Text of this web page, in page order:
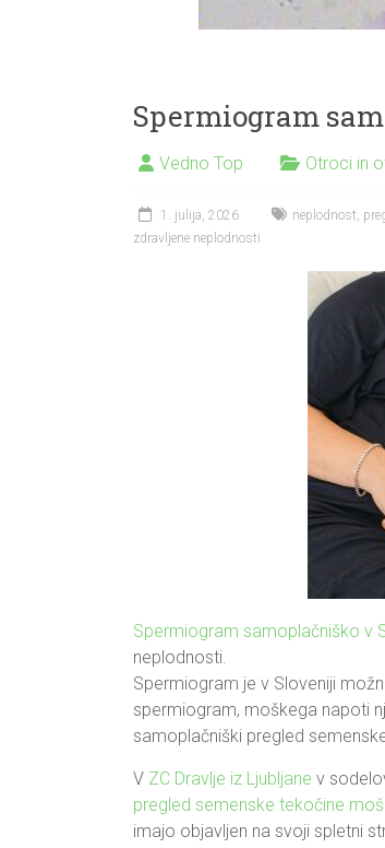
Spermiogram
Vedno Top Otroci in
1. julija, 2026 neplodnost,
zdravljene neplodnosti
Spermiogram samoplačniško v
neplodnosti.
Spermiogram je v Sloveniji
spermiogram, moškega napoti
samoplačniški pregled
V ZC Dravlje iz Ljubljane v
pregled semenske tekočine
imajo objavljen na svoji spletni